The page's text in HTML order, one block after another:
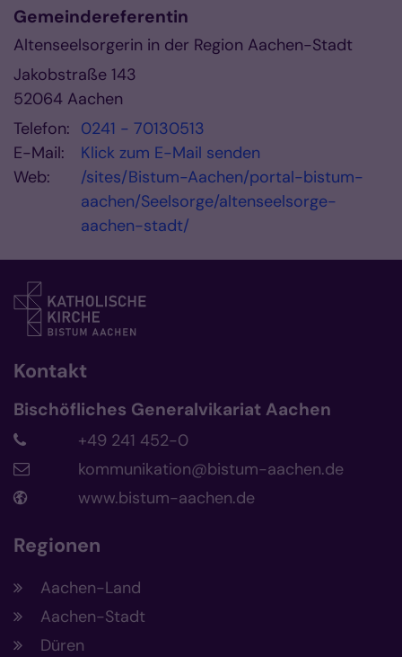
Gemeindereferentin
Altenseelsorgerin in der Region Aachen-Stadt
Jakobstraße 143
52064 Aachen
Telefon: 0241 - 70130513
E-Mail:
Klick zum E-Mail senden
Web:
/sites/Bistum-Aachen/portal-bistum-
aachen/Seelsorge/altenseelsorge-
aachen-stadt/
Kontakt
Bischöfliches Generalvikariat Aachen
+49 241 452-0
kommunikation@bistum-aachen.de
www.bistum-aachen.de
Regionen
Aachen-Land
Aachen-Stadt
Düren